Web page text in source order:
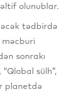
olunublar.
tədbirdə
sonrakı
sülh”,
planetdə